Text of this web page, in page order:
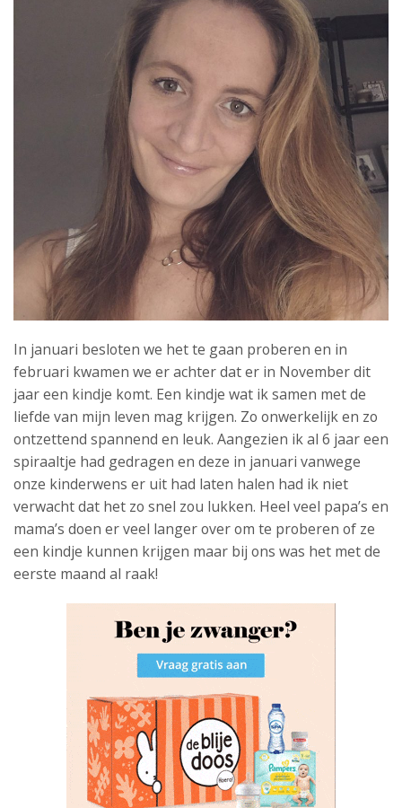
In januari besloten we het te gaan proberen en in
februari kwamen we er achter dat er in November dit
jaar een kindje komt. Een kindje wat ik samen met de
liefde van mijn leven mag krijgen. Zo onwerkelijk en zo
ontzettend spannend en leuk. Aangezien ik al 6 jaar een
spiraaltje had gedragen en deze in januari vanwege
onze kinderwens er uit had laten halen had ik niet
verwacht dat het zo snel zou lukken. Heel veel papa’s en
mama’s doen er veel langer over om te proberen of ze
een kindje kunnen krijgen maar bij ons was het met de
eerste maand al raak!